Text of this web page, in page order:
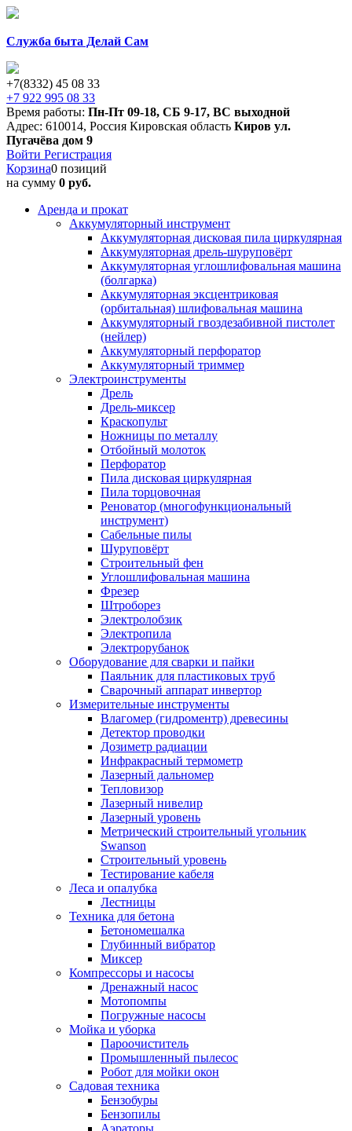
Служба быта Делай Сам
+7(8332) 45 08 33
+7 922 995 08 33
Время работы: Пн-Пт 09-18, СБ 9-17, ВС выходной
Адрес: 610014, Россия Кировская область Киров ул.
Пугачёва дом 9
Войти Регистрация
Корзина0 позиций
на сумму 0 руб.
Аренда и прокат
Аккумуляторный инструмент
Аккумуляторная дисковая пила циркулярная
Аккумуляторная дрель-шуруповёрт
Аккумуляторная углошлифовальная машина
(болгарка)
Аккумуляторная эксцентриковая
(орбитальная) шлифовальная машина
Аккумуляторный гвоздезабивной пистолет
(нейлер)
Аккумуляторный перфоратор
Аккумуляторный триммер
Электроинструменты
Дрель
Дрель-миксер
Краскопульт
Ножницы по металлу
Отбойный молоток
Перфоратор
Пила дисковая циркулярная
Пила торцовочная
Реноватор (многофункциональный
инструмент)
Сабельные пилы
Шуруповёрт
Строительный фен
Углошлифовальная машина
Фрезер
Штроборез
Электролобзик
Электропила
Электрорубанок
Оборудование для сварки и пайки
Паяльник для пластиковых труб
Сварочный аппарат инвертор
Измерительные инструменты
Влагомер (гидроментр) древесины
Детектор проводки
Дозиметр радиации
Инфракрасный термометр
Лазерный дальномер
Тепловизор
Лазерный нивелир
Лазерный уровень
Метрический строительный угольник
Swanson
Строительный уровень
Тестирование кабеля
Леса и опалубка
Лестницы
Техника для бетона
Бетономешалка
Глубинный вибратор
Миксер
Компрессоры и насосы
Дренажный насос
Мотопомпы
Погружные насосы
Мойка и уборка
Пароочиститель
Промышленный пылесос
Робот для мойки окон
Садовая техника
Бензобуры
Бензопилы
Аэраторы